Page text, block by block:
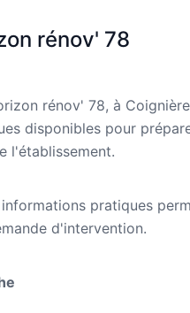
rénov' 78
rénov' 78, à
disponibles pour
l'établissement.
pratiques
d'intervention.